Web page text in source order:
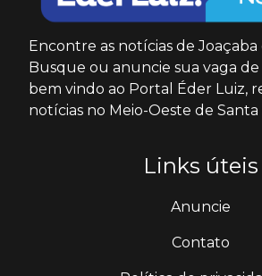
Encontre as notícias de Joaçaba
Busque ou anuncie sua vaga
bem vindo ao Portal Éder Luiz,
notícias no Meio-Oeste de Santa
Links úteis
Anuncie
Contato